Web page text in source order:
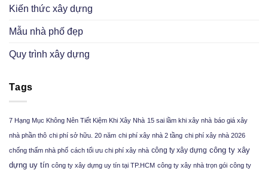
Kiến thức xây dựng
Mẫu nhà phố đẹp
Quy trình xây dựng
Tags
7 Hạng Mục Không Nên Tiết Kiệm Khi Xây Nhà 15 sai lầm khi xây nhà báo giá xây
nhà phần thô chi phí sở hữu. 20 năm chi phí xây nhà 2 tầng chi phí xây nhà 2026
chống thấm nhà phố cách tối ưu chi phí xây nhà công ty xây dựng công ty xây
dựng uy tín công ty xây dựng uy tín tại TP.HCM công ty xây nhà trọn gói công ty